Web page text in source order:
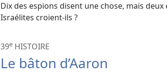
Dix des espions disent une chose, mais
Israélites croient-ils ?
39e HISTOIRE
Le bâton d’Aaron